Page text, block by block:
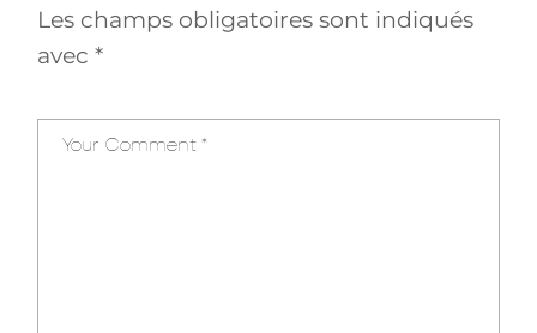
Les champs obligatoires sont indiqués
avec*